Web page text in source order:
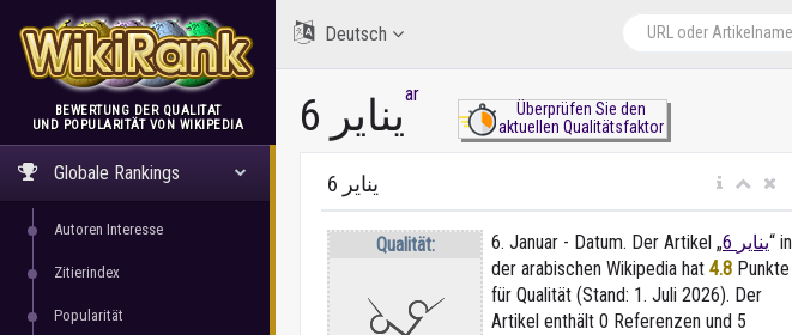
WikiRank
BEWERTUNG DER QUALITÄT
UND POPULARITÄT VON WIKIPEDIA
Globale Rankings
Autoren Interesse
Zitierindex
Popularität
Deutsch
6 ينايرar
Überprüfen Sie den
aktuellen Qualitätsfaktor
6 يناير
Qualität: 6. Januar - Datum. Der Artikel „ 6 يناير“ in
der arabischen Wikipedia hat 4.8 Punkte
für Qualität (Stand: 1. Juli 2026). Der
Artikel enthält 0 Referenzen und 5